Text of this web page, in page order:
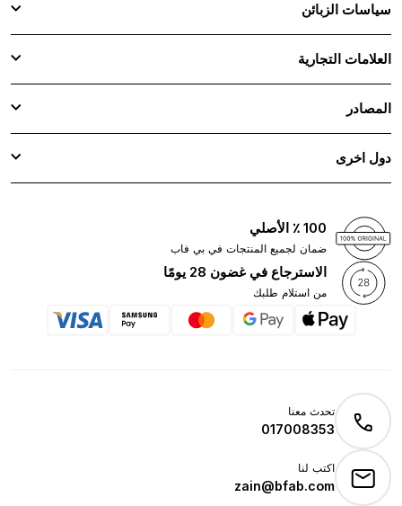
سياسات الزبائن
العلامات التجارية
المصادر
دول اخرى
100 ٪ الأصلي
ضمان لجميع المنتجات في بي فاب
الاسترجاع في غضون 28 يومًا
من استلام طلبك
تحدث معنا
017008353
اكتب لنا
zain@bfab.com